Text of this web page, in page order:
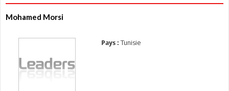
Mohamed Morsi
Pays : Tunisie